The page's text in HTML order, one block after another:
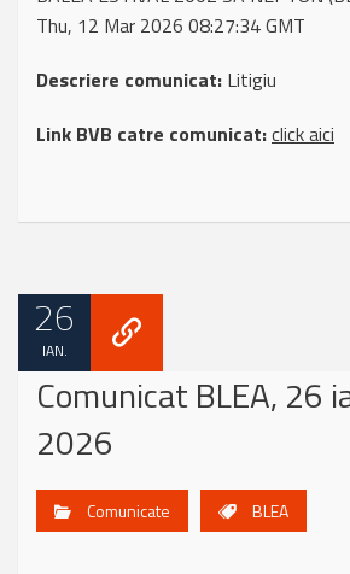
Thu, 12 Mar 2026 08:27:34 GMT
Descriere comunicat: Litigiu
Link BVB catre comunicat:click aici
26
IAN.
Comunicat BLEA, 26
2026
Comunicate BLEA